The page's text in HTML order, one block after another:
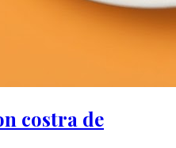
costra de